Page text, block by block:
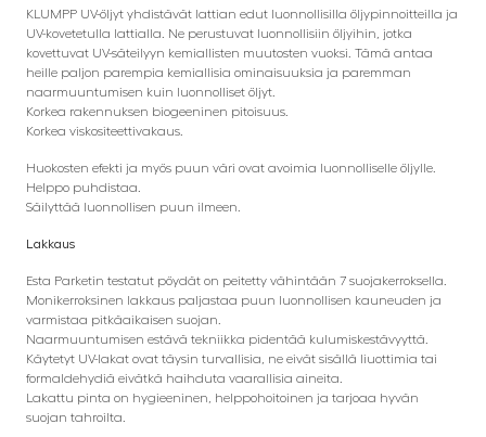
KLUMPP UV-öljyt yhdistävät lattian edut luonnollisilla öljypinnoitteilla ja
UV-kovetetulla lattialla. Ne perustuvat luonnollisiin öljyihin, jotka
kovettuvat UV-säteilyyn kemiallisten muutosten vuoksi. Tämä antaa
heille paljon parempia kemiallisia ominaisuuksia ja paremman
naarmuuntumisen kuin luonnolliset öljyt.
Korkea rakennuksen biogeeninen pitoisuus.
Korkea viskositeettivakaus.
Huokosten efekti ja myös puun väri ovat avoimia luonnolliselle öljylle.
Helppo puhdistaa.
Säilyttää luonnollisen puun ilmeen.
Lakkaus
Esta Parketin testatut pöydät on peitetty vähintään 7 suojakerroksella.
Monikerroksinen lakkaus paljastaa puun luonnollisen kauneuden ja
varmistaa pitkäaikaisen suojan.
Naarmuuntumisen estävä tekniikka pidentää kulumiskestävyyttä.
Käytetyt UV-lakat ovat täysin turvallisia, ne eivät sisällä liuottimia tai
formaldehydiä eivätkä haihduta vaarallisia aineita.
Lakattu pinta on hygieeninen, helppohoitoinen ja tarjoaa hyvän
suojan tahroilta.